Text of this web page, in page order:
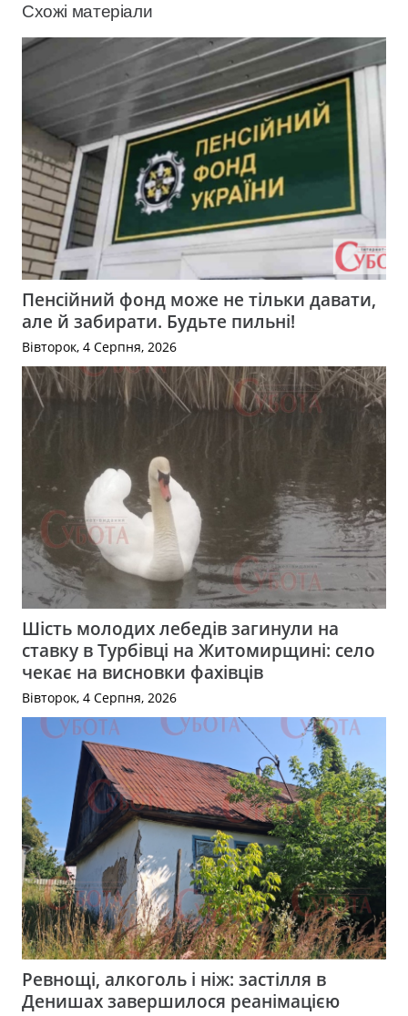
Схожі матеріали
Пенсійний фонд може не тільки давати,
але й забирати. Будьте пильні!
Вівторок, 4 Серпня, 2026
Шість молодих лебедів загинули на
ставку в Турбівці на Житомирщині: село
чекає на висновки фахівців
Вівторок, 4 Серпня, 2026
Ревнощі, алкоголь і ніж: застілля в
Денишах завершилося реанімацією